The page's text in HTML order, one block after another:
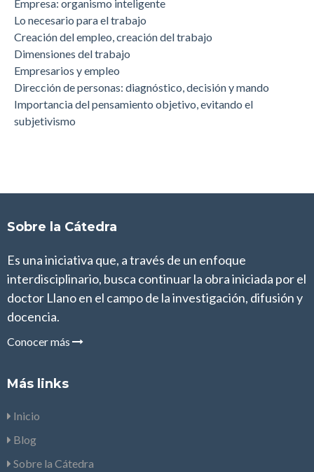
Empresa: organismo inteligente
Lo necesario para el trabajo
Creación del empleo, creación del trabajo
Dimensiones del trabajo
Empresarios y empleo
Dirección de personas: diagnóstico, decisión y mando
Importancia del pensamiento objetivo, evitando el
subjetivismo
Sobre la Cátedra
Es una iniciativa que, a través de un enfoque
interdisciplinario, busca continuar la obra iniciada por el
doctor Llano en el campo de la investigación, difusión y
docencia.
Conocer más
Más links
Inicio
Blog
Sobre la Cátedra